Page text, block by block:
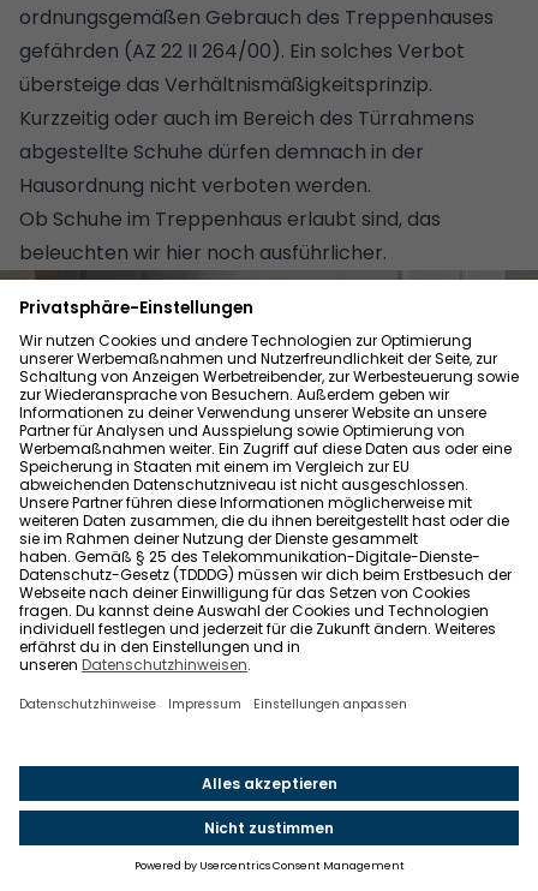
ordnungsgemäßen Gebrauch des Treppenhauses
gefährden (AZ 22 II 264/00). Ein solches Verbot
übersteige das Verhältnismäßigkeitsprinzip.
Kurzzeitig oder auch im Bereich des Türrahmens
abgestellte Schuhe dürfen demnach in der
Hausordnung nicht verboten werden.
Ob Schuhe im Treppenhaus erlaubt sind, das
beleuchten wir hier noch ausführlicher.
Ihr dürft – zumindest kurzfristig – eure Schuhe auch vor
der Tür abstellen – ganz egal, was in der Hausordnung
steht.© ISTOCK / GETTY IMAGES PLUS /
Was gilt, wenn es gar keine Hausordnung gibt?
Es gibt keine Pflicht, die besagt, dass eine
Hausordnung aufgestellt werden muss. Für ein
geregeltes Miteinander ist eine Hausordnung in